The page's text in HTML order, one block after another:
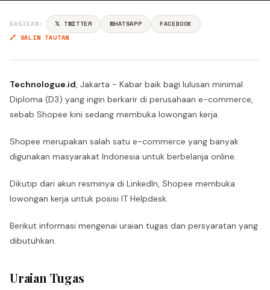
BAGIKAN: 𝕏 TWITTER WHATSAPP
FACEBOOK
🔗 SALIN TAUTAN
Technologue.id, Jakarta - Kabar baik bagi lulusan minimal
Diploma (D3) yang ingin berkarir di perusahaan e-commerce,
sebab Shopee kini sedang membuka lowongan kerja.
Shopee merupakan salah satu e-commerce yang banyak
digunakan masyarakat Indonesia untuk berbelanja online.
Dikutip dari akun resminya di LinkedIn, Shopee membuka
lowongan kerja untuk posisi IT Helpdesk.
Berikut informasi mengenai uraian tugas dan persyaratan yang
dibutuhkan.
Uraian Tugas